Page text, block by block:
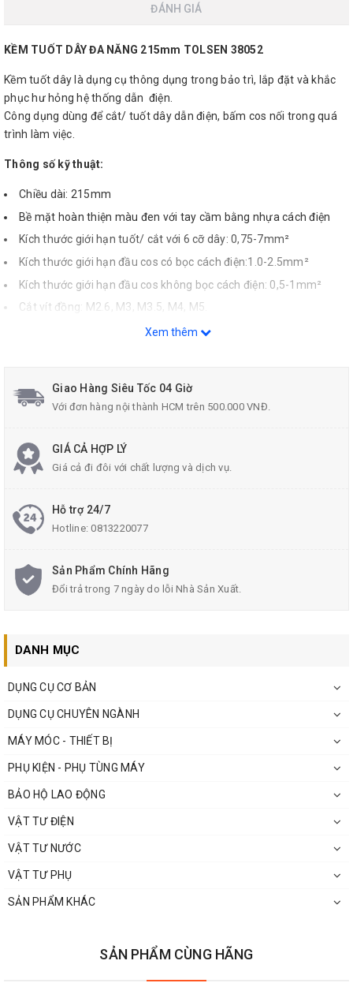
ĐÁNH GIÁ
KỀM TUỐT DÂY ĐA NĂNG 215mm TOLSEN 38052
Kềm tuốt dây là dụng cụ thông dụng trong bảo trì, lắp đặt và khắc
phục hư hỏng hệ thống dẫn điện.
Công dụng dùng để cắt/ tuốt dây dẫn điện, bấm cos nối trong quá
trình làm việc.
Thông số kỹ thuật:
Chiều dài: 215mm
Bề mặt hoàn thiện màu đen với tay cầm bằng nhựa cách điện
Kích thước giới hạn tuốt/ cắt với 6 cỡ dây: 0,75-7mm²
Kích thước giới hạn đầu cos có bọc cách điện:1.0-2.5mm²
Kích thước giới hạn đầu cos không bọc cách điện: 0,5-1mm²
Cắt vít đồng: M2.6, M3, M3.5, M4, M5.
Liên hệ Tư vấn và Mua sản phẩm :
Zalo: 096.532.4060.
Email:donghecuacha@gmail.com
Xem thêm
Giao Hàng Siêu Tốc 04 Giờ
Với đơn hàng nội thành HCM trên 500.000 VNĐ.
GIÁ CẢ HỢP LÝ
Giá cả đi đôi với chất lượng và dịch vụ.
Hỗ trợ 24/7
Hotline:0813220077
Sản Phẩm Chính Hãng
Đổi trả trong 7 ngày do lỗi Nhà Sản Xuất.
DANH MỤC
DỤNG CỤ CƠ BẢN
DỤNG CỤ CHUYÊN NGÀNH
MÁY MÓC - THIẾT BỊ
PHỤ KIỆN - PHỤ TÙNG MÁY
BẢO HỘ LAO ĐỘNG
VẬT TƯ ĐIỆN
VẬT TƯ NƯỚC
VẬT TƯ PHỤ
SẢN PHẨM KHÁC
SẢN PHẨM CÙNG HÃNG